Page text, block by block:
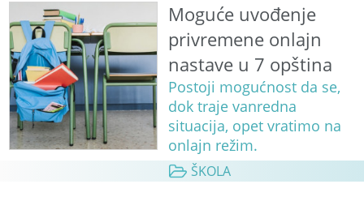
Moguće uvođenje
privremene onlajn
nastave u 7 opština
Postoji mogućnost da se,
dok traje vanredna
situacija, opet vratimo na
onlajn režim.
ŠKOLA